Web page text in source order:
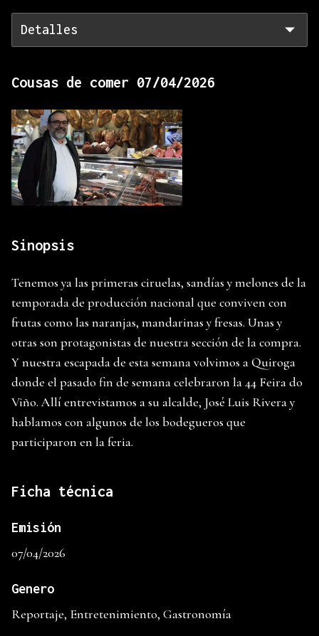
Detalles
Cousas de comer 07/04/2026
Sinopsis
Tenemos ya las primeras ciruelas, sandías y melones de la
temporada de producción nacional que conviven con
frutas como las naranjas, mandarinas y fresas. Unas y
otras son protagonistas de nuestra sección de la compra.
Y nuestra escapada de esta semana volvimos a Quiroga
donde el pasado fin de semana celebraron la 44 Feira do
Viño. Allí entrevistamos a su alcalde, José Luis Rivera y
hablamos con algunos de los bodegueros que
participaron en la feria.
Ficha técnica
Emisión
07/04/2026
Genero
Reportaje, Entretenimiento, Gastronomía